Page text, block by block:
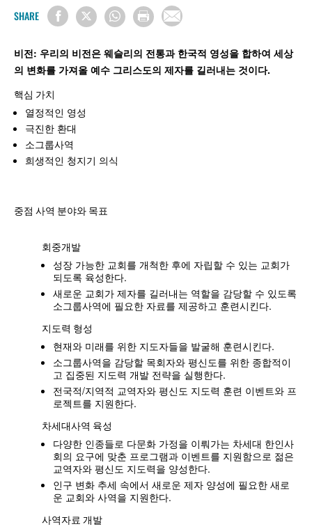
SHARE
비전: 우리의 비전은 웨슬리의 전통과 한국적 영성을 합하여 세상
의 변화를 가져올 예수 그리스도의 제자를 길러내는 것이다.
핵심 가치
열정적인 영성
극진한 환대
소그룹사역
희생적인 청지기 의식
중점 사역 분야와 목표
회중개발
성장 가능한 교회를 개척한 후에 자립할 수 있는 교회가
되도록 육성한다.
새로운 교회가 제자를 길러내는 역할을 감당할 수 있도록
소그룹사역에 필요한 자료를 제공하고 훈련시킨다.
지도력 형성
현재와 미래를 위한 지도자들을 발굴해 훈련시킨다.
소그룹사역을 감당할 목회자와 평신도를 위한 종합적이
고 집중된 지도력 개발 전략을 실행한다.
전국적/지역적 교역자와 평신도 지도력 훈련 이벤트와 프
로젝트를 지원한다.
차세대사역 육성
다양한 인종들로 다문화 가정을 이뤄가는 차세대 한인사
회의 요구에 맞춘 프로그램과 이벤트를 지원함으로 젊은
교역자와 평신도 지도력을 양성한다.
인구 변화 추세 속에서 새로운 제자 양성에 필요한 새로
운 교회와 사역을 지원한다.
사역자료 개발